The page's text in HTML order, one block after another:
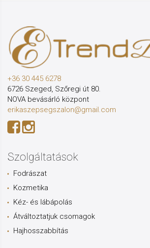
+36 30 445 6278
6726 Szeged, Szőregi út 80.
NOVA bevásárló központ
erikaszepsegszalon@gmail.com
Szolgáltatások
Fodrászat
Kozmetika
Kéz- és lábápolás
Átváltoztatjuk csomagok
Hajhosszabbítás